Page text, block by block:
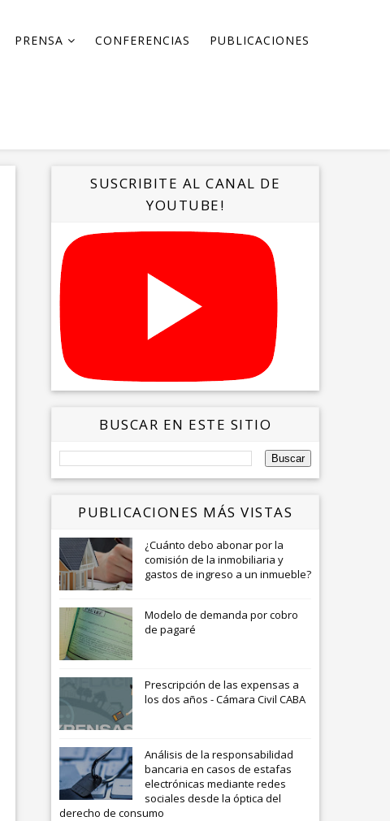
PRENSA CONFERENCIAS PUBLICACIONES
SUSCRIBITE AL CANAL DE
YOUTUBE!
BUSCAR EN ESTE SITIO
PUBLICACIONES MÁS VISTAS
¿Cuánto debo abonar por la
comisión de la inmobiliaria y
gastos de ingreso a un inmueble?
Modelo de demanda por cobro
de pagaré
Prescripción de las expensas a
los dos años - Cámara Civil CABA
Análisis de la responsabilidad
bancaria en casos de estafas
electrónicas mediante redes
sociales desde la óptica del
derecho de consumo